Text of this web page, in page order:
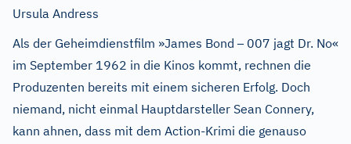
Ursula Andress
Als der Geheimdienstfilm »James Bond–007 jagt Dr. No«
im September 1962 in die Kinos kommt, rechnen die
Produzenten bereits mit einem sicheren Erfolg. Doch
niemand, nicht einmal Hauptdarsteller Sean Connery,
kann ahnen, dass mit dem Action-Krimi die genauso